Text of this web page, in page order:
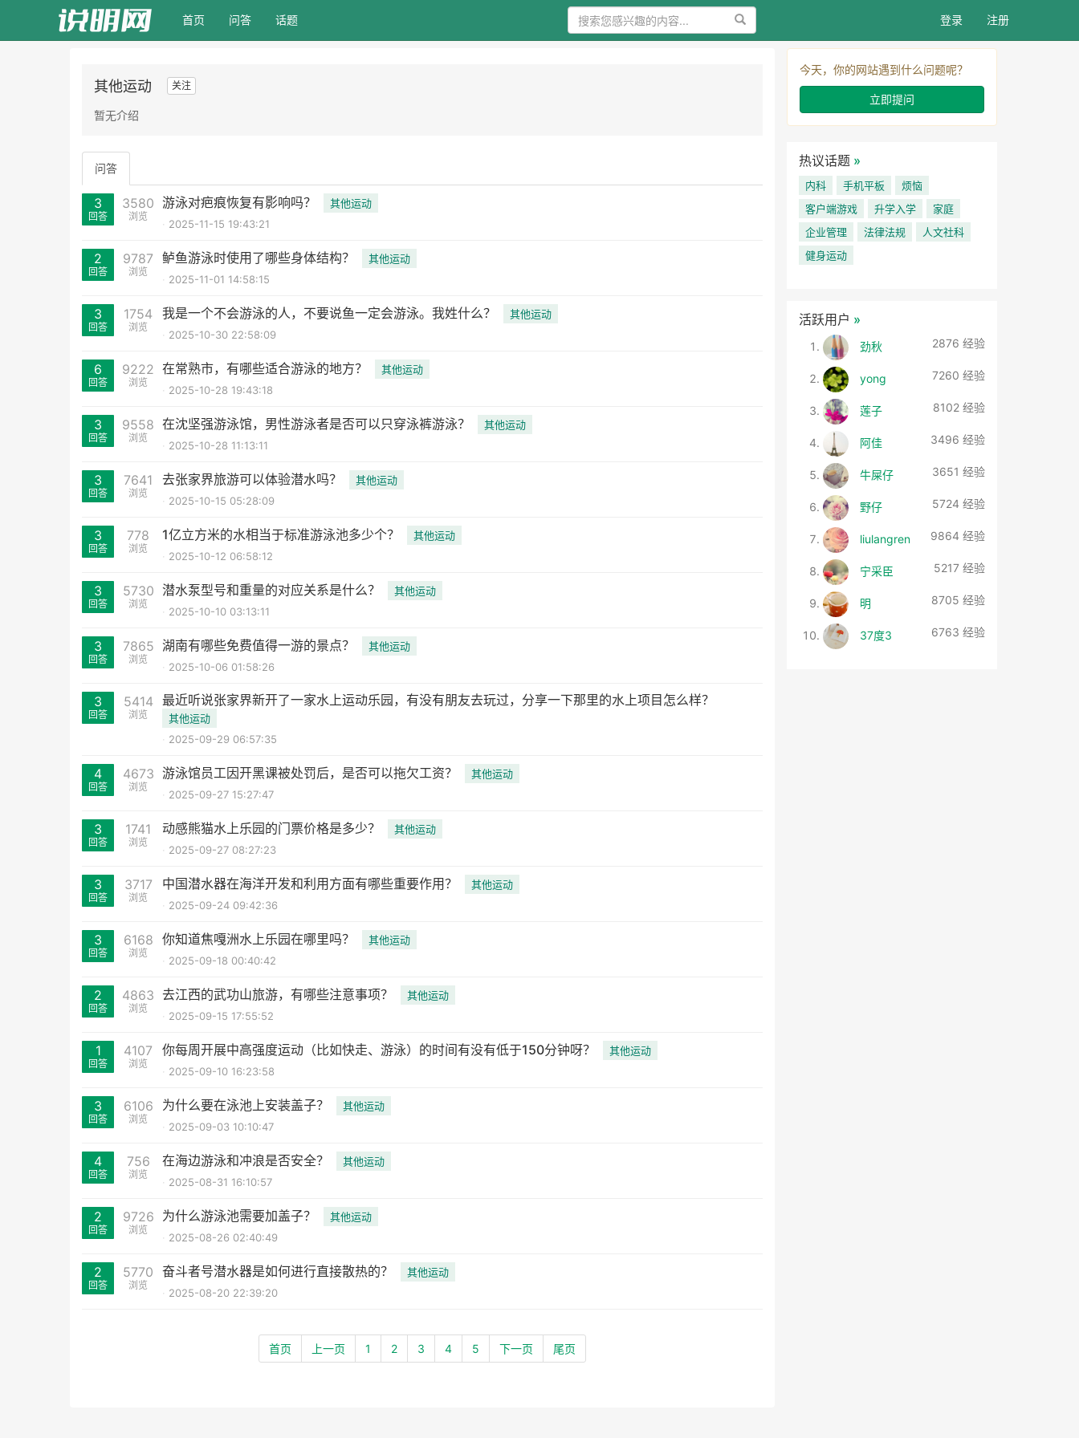
首页 (current)
问答 话题 搜索 登录 注册
其他运动 关注
暂无介绍
问答
3
回答
3580
浏览
游泳对疤痕恢复有影响吗？
其他运动
2025-11-15 19:43:21
2
回答
9787
浏览
鲈鱼游泳时使用了哪些身体结构？
其他运动
2025-11-01 14:58:15
3
回答
1754
浏览
我是一个不会游泳的人，不要说鱼一定会游泳。我姓什么？
其他运动
2025-10-30 22:58:09
6
回答
9222
浏览
在常熟市，有哪些适合游泳的地方？
其他运动
2025-10-28 19:43:18
3
回答
9558
浏览
在沈坚强游泳馆，男性游泳者是否可以只穿泳裤游泳？
其他运动
2025-10-28 11:13:11
3
回答
7641
浏览
去张家界旅游可以体验潜水吗？
其他运动
2025-10-15 05:28:09
3
回答
778
浏览
1亿立方米的水相当于标准游泳池多少个？
其他运动
2025-10-12 06:58:12
3
回答
5730
浏览
潜水泵型号和重量的对应关系是什么？
其他运动
2025-10-10 03:13:11
3
回答
7865
浏览
湖南有哪些免费值得一游的景点？
其他运动
2025-10-06 01:58:26
3
回答
5414
浏览
最近听说张家界新开了一家水上运动乐园，有没有朋友去玩过，分享一下那里的水上项目怎么样？
其他运动
2025-09-29 06:57:35
4
回答
4673
浏览
游泳馆员工因开黑课被处罚后，是否可以拖欠工资？
其他运动
2025-09-27 15:27:47
3
回答
1741
浏览
动感熊猫水上乐园的门票价格是多少？
其他运动
2025-09-27 08:27:23
3
回答
3717
浏览
中国潜水器在海洋开发和利用方面有哪些重要作用？
其他运动
2025-09-24 09:42:36
3
回答
6168
浏览
你知道焦嘎洲水上乐园在哪里吗？
其他运动
2025-09-18 00:40:42
2
回答
4863
浏览
去江西的武功山旅游，有哪些注意事项？
其他运动
2025-09-15 17:55:52
1
回答
4107
浏览
你每周开展中高强度运动（比如快走、游泳）的时间有没有低于150分钟呀？
其他运动
2025-09-10 16:23:58
3
回答
6106
浏览
为什么要在泳池上安装盖子？
其他运动
2025-09-03 10:10:47
4
回答
756
浏览
在海边游泳和冲浪是否安全？
其他运动
2025-08-31 16:10:57
2
回答
9726
浏览
为什么游泳池需要加盖子？
其他运动
2025-08-26 02:40:49
2
回答
5770
浏览
奋斗者号潜水器是如何进行直接散热的？
其他运动
2025-08-20 22:39:20
首页 上一页 1 2 3 4 5 下一页 尾页
今天，你的网站遇到什么问题呢？
立即提问
热议话题 »
内科 手机平板
烦恼
客户端游戏
升学入学
家庭
企业管理
法律法规
人文社科
健身运动
活跃用户 »
劲秋 2876 经验
yong 7260 经验
莲子 8102 经验
阿佳 3496 经验
牛屎仔 3651 经验
野仔 5724 经验
liulangren 9864 经验
宁采臣 5217 经验
明 8705 经验
37度3 6763 经验